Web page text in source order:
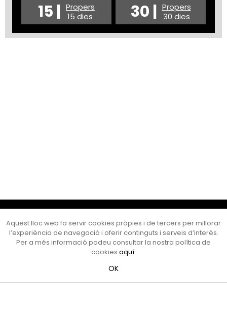
15 | Propers
15 dies
30 | Propers
30 dies
Cultura Mataró
Ajuntament de Mataró
C. de Sant Josep, 9 (Mataró, 08302)
Horari d'obertura: dilluns, dimecres i divendres de 10 a 13 h.
al telèfon al 93 758 23 61
Bústia ciutadana
Aquest lloc web fa servir cookies pròpies i de tercers per millorar
l’experiència de navegació i oferir continguts i serveis d’interès.
Per a més informació podeu consultar la nostra política de
cookies aquí.
OK